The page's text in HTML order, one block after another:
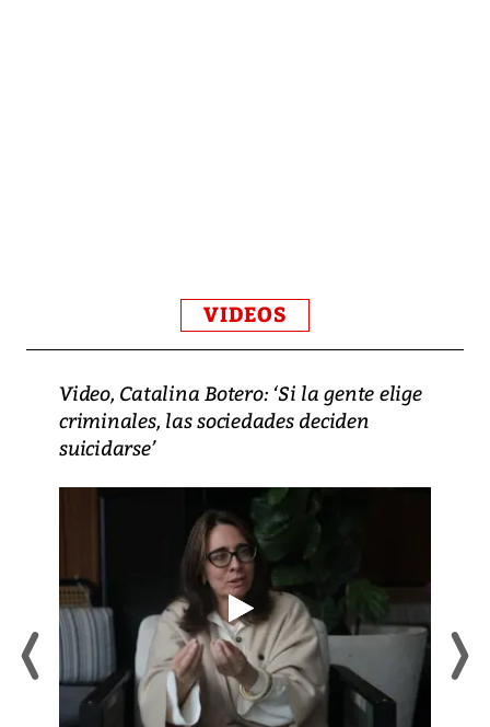
VIDEOS
Video, Catalina Botero: ‘Si la gente elige
criminales, las sociedades deciden
suicidarse’